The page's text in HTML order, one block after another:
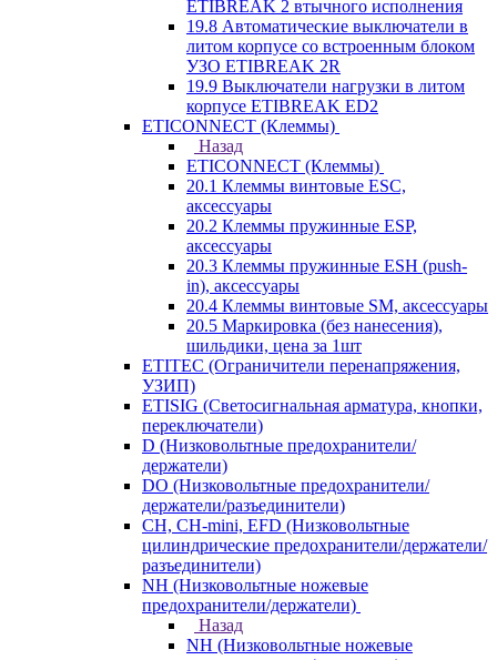
ETIBREAK 2 втычного исполнения
19.8 Автоматические выключатели в
литом корпусе со встроенным блоком
УЗО ETIBREAK 2R
19.9 Выключатели нагрузки в литом
корпусе ETIBREAK ED2
ETICONNECT (Клеммы)
Назад
ETICONNECT (Клеммы)
20.1 Клеммы винтовые ESC,
аксессуары
20.2 Клеммы пружинные ESP,
аксессуары
20.3 Клеммы пружинные ESH (push-
in), аксессуары
20.4 Клеммы винтовые SM, аксессуары
20.5 Маркировка (без нанесения),
шильдики, цена за 1шт
ETITEC (Ограничители перенапряжения,
УЗИП)
ETISIG (Светосигнальная арматура, кнопки,
переключатели)
D (Низковольтные предохранители/
держатели)
DO (Низковольтные предохранители/
держатели/разъединители)
CH, CH-mini, EFD (Низковольтные
цилиндрические предохранители/держатели/
разъединители)
NH (Низковольтные ножевые
предохранители/держатели)
Назад
NH (Низковольтные ножевые